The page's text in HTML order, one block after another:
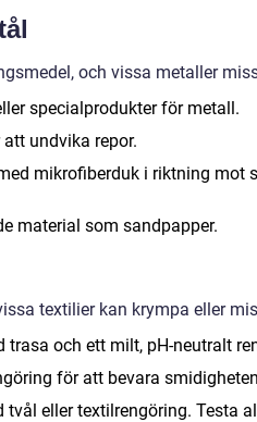
och vissa metaller
specialprodukter för metall.
undvika repor.
mikrofiberduk i riktning mot
material som sandpapper.
textilier kan krympa eller
trasa och ett milt, pH-neutralt
för att bevara
tvål eller textilrengöring. Testa